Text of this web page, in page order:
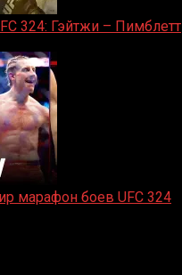
324: Гэйтжи – Пимблетт
марафон боев UFC 324